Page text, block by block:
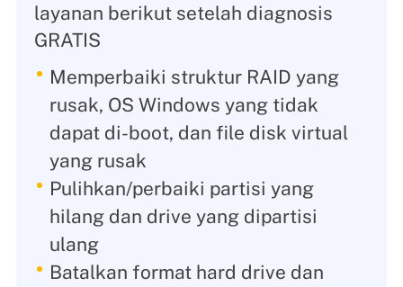
layanan berikut setelah diagnosis
GRATIS
Memperbaiki struktur RAID yang
rusak, OS Windows yang tidak
dapat di-boot, dan file disk virtual
yang rusak
Pulihkan/perbaiki partisi yang
hilang dan drive yang dipartisi
ulang
Batalkan format hard drive dan